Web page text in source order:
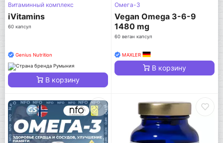
Витаминный комплекс
iVitamins
60 капсул
Genius Nutrition
В корзину
Омега-3
Vegan Omega 3-6-9
1480 mg
60 веган капсул
MAXLER
В корзину